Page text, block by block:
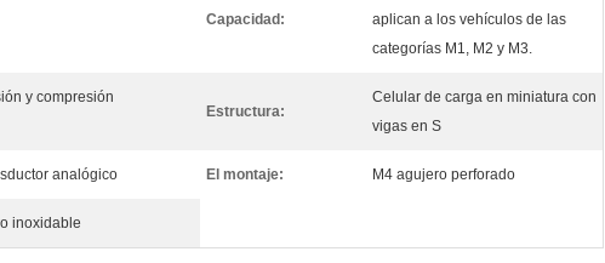
Capacidad:
aplican a los vehículos de las
categorías M1, M2 y M3.
y compresión
Estructura:
Celular de carga en miniatura con
vigas en S
analógico El montaje: M4 agujero perforado
inoxidable